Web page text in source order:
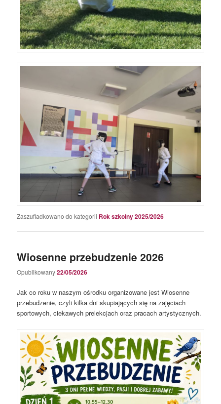
Zaszufladkowano do kategorii Rok szkolny 2025/2026
Wiosenne przebudzenie 2026
Opublikowany22/05/2026
Jak co roku w naszym ośrodku organizowane jest Wiosenne
przebudzenie, czyli kilka dni skupiających się na zajęciach
sportowych, ciekawych prelekcjach oraz pracach artystycznych.